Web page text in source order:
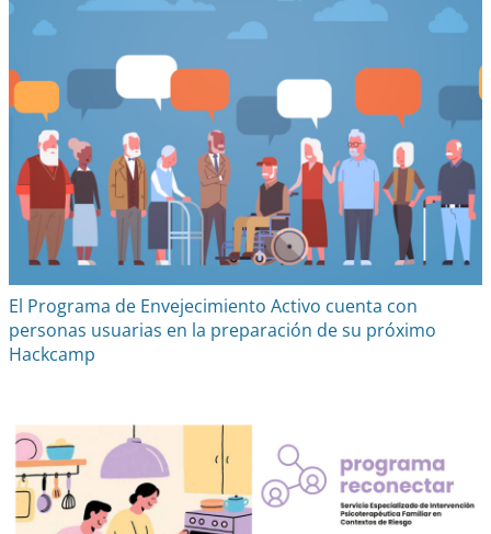
El Programa de Envejecimiento Activo cuenta con
personas usuarias en la preparación de su próximo
Hackcamp